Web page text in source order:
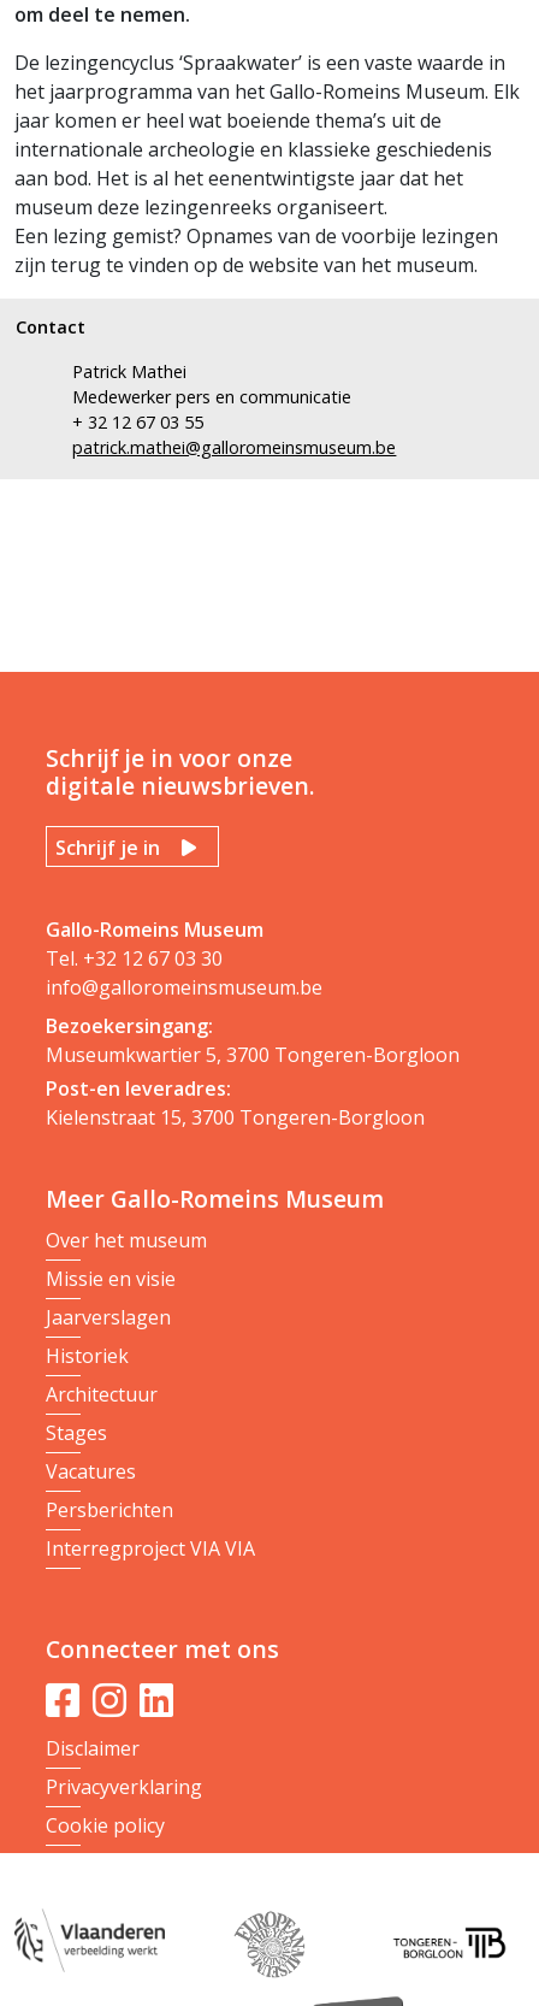
om deel te nemen.
De lezingencyclus ‘Spraakwater’ is een vaste waarde in
het jaarprogramma van het Gallo-Romeins Museum. Elk
jaar komen er heel wat boeiende thema’s uit de
internationale archeologie en klassieke geschiedenis
aan bod. Het is al het eenentwintigste jaar dat het
museum deze lezingenreeks organiseert.
Een lezing gemist? Opnames van de voorbije lezingen
zijn terug te vinden op de website van het museum.
Contact
Patrick Mathei
Medewerker pers en communicatie
+ 32 12 67 03 55
patrick.mathei@galloromeinsmuseum.be
Schrijf je in voor onze
digitale nieuwsbrieven.
Schrijf je in
Gallo-Romeins Museum
Tel. +32 12 67 03 30
info@galloromeinsmuseum.be
Bezoekersingang:
Museumkwartier 5, 3700 Tongeren-Borgloon
Post-en leveradres:
Kielenstraat 15, 3700 Tongeren-Borgloon
Meer Gallo-Romeins Museum
Over het museum
Missie en visie
Jaarverslagen
Historiek
Architectuur
Stages
Vacatures
Persberichten
Interregproject VIA VIA
Connecteer met ons
Disclaimer
Privacyverklaring
Cookie policy